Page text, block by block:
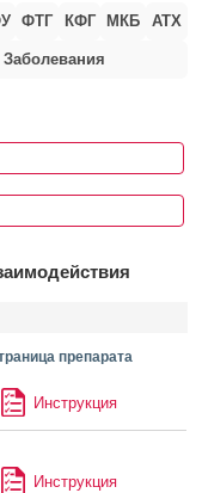
ФТГ КФГ МКБ АТХ
Заболевания
препарата
Инструкция
Инструкция